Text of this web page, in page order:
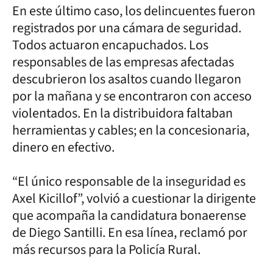
En este último caso, los delincuentes fueron
registrados por una cámara de seguridad.
Todos actuaron encapuchados. Los
responsables de las empresas afectadas
descubrieron los asaltos cuando llegaron
por la mañana y se encontraron con acceso
violentados. En la distribuidora faltaban
herramientas y cables; en la concesionaria,
dinero en efectivo.
“El único responsable de la inseguridad es
Axel Kicillof”, volvió a cuestionar la dirigente
que acompaña la candidatura bonaerense
de Diego Santilli. En esa línea, reclamó por
más recursos para la Policía Rural.